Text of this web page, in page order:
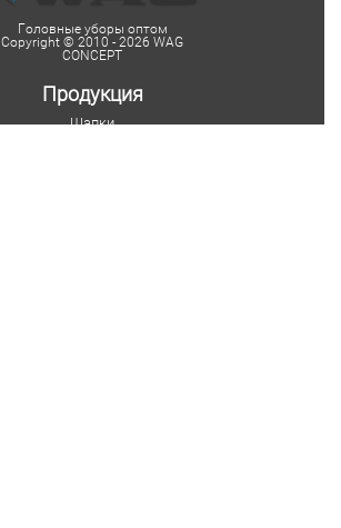
Головные уборы оптом
Copyright © 2010 - 2026 WAG
CONCEPT
Продукция
Шапки